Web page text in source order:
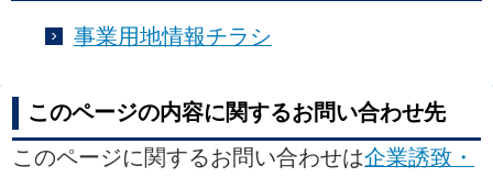
事業用地情報チラシ
このページの内容に関するお問い合わせ先
このページに関するお問い合わせは企業誘致・